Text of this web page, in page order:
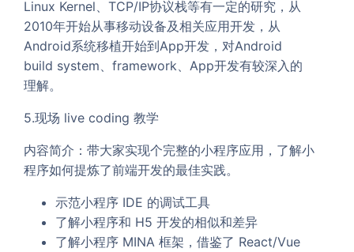
Linux Kernel、TCP/IP协议栈等有一定的研究，从
2010年开始从事移动设备及相关应用开发，从
Android系统移植开始到App开发，对Android
build system、framework、App开发有较深入的
理解。
5.现场 live coding 教学
内容简介：带大家实现个完整的小程序应用，了解小
程序如何提炼了前端开发的最佳实践。
示范小程序 IDE 的调试工具
了解小程序和 H5 开发的相似和差异
了解小程序 MINA 框架，借鉴了 React/Vue